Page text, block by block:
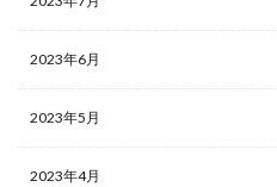
2023年6月
2023年5月
2023年4月